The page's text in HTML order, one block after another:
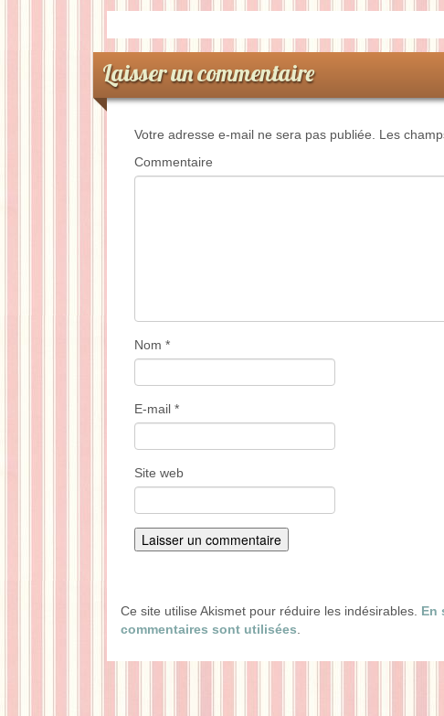
Laisser un commentaire
Votre adresse e-mail ne sera pas publiée. Les
Commentaire
Nom *
E-mail *
Site web
Ce site utilise Akismet pour réduire les indésirables. En
commentaires sont utilisées